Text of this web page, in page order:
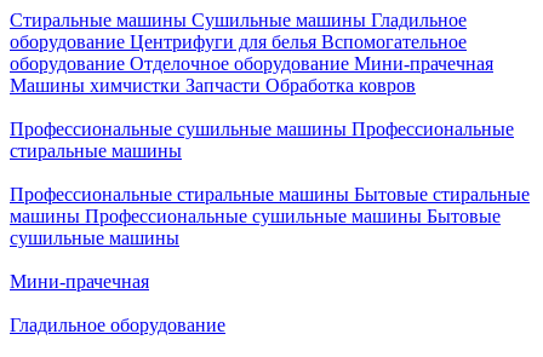
Стиральные машины Сушильные машины Гладильное
оборудование Центрифуги для белья Вспомогательное
оборудование Отделочное оборудование Мини-прачечная
Машины химчистки Запчасти Обработка ковров
Профессиональные сушильные машины Профессиональные
стиральные машины
Профессиональные стиральные машины Бытовые стиральные
машины Профессиональные сушильные машины Бытовые
сушильные машины
Мини-прачечная
Гладильное оборудование